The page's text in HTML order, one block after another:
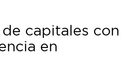
capitales con
en